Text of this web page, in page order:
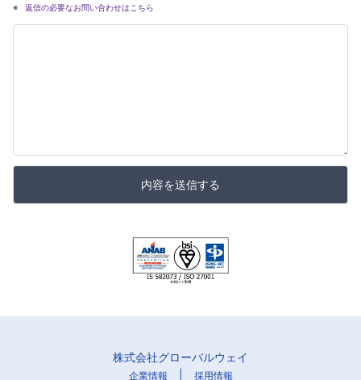
返信の必要なお問い合わせはこちら
内容を送信する
株式会社グローバルウェイ
企業情報 採用情報